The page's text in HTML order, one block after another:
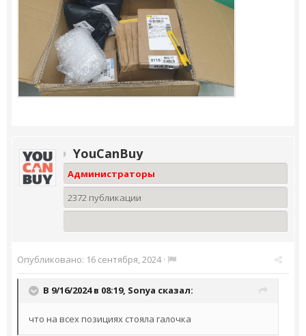
YouCanBuy
Администраторы
2372 публикации
Опубликовано: 16 сентября, 2024·
В 9/16/2024 в 08:19, Sonya сказал:
что на всех позициях стояла галочка